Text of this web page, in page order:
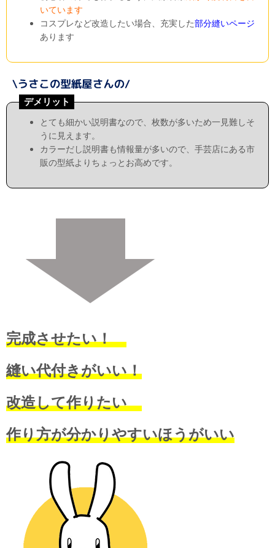
いています
コスプレなど改造したい場合、充実した部分縫いページ
あります
デメリット
とても細かい説明書なので、枚数が多いため一見難しそ
うに見えます。
カラーだし説明書も情報量が多いので、手芸店にある市
販の型紙よりちょっとお高めです。
完成させたい！
縫い代付きがいい！
改造して作りたい
作り方が分かりやすいほうがいい